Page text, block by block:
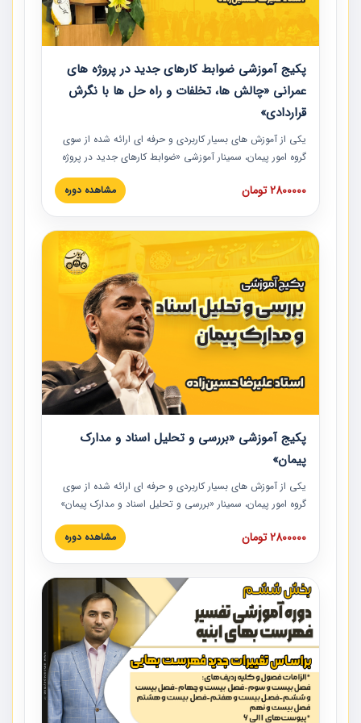
پکیج آموزشی ضوابط کارهای جدید در پروژه های
عمرانی «چالش ها، تخلفات و راه حل ها با نگرش
قراردادی»
یکی از آموزش‏‏‏‏‏‏ های بسیار کاربردی و حرفه‏ ای ارائه شده از سوی
گروه امور پیمان، سمینار آموزشی «ضوابط کارهای جدید در پروژه
های عمرانی» چالش ها، تخلفات و راه حل ها با نگرش قراردادی
است که در محل سندیکای شرکت های ساختمانی کشور ارائه شد.
مدارک پیمان به همراه تجربیات عملی ارائه شده است.
2800000 تومان مشاهده دوره
پکیج آموزشی «بررسی و تحلیل اسناد و مدارک
پیمان»
یکی از آموزش‏‏‏‏‏‏ های بسیار کاربردی و حرفه‏ ای ارائه شده از سوی
گروه امور پیمان، سمینار «بررسی و تحلیل اسناد و مدارک پیمان»
است که در دانشگاه صنعتی شریف ارائه شد. در این آموزش
نکات کلیدی مربوط به اسناد و مدارک پیمان، اولویت بندی اسناد
پیمان به همراه تجربیات عملی در این خصوص ارائه شده است.
2800000 تومان مشاهده دوره